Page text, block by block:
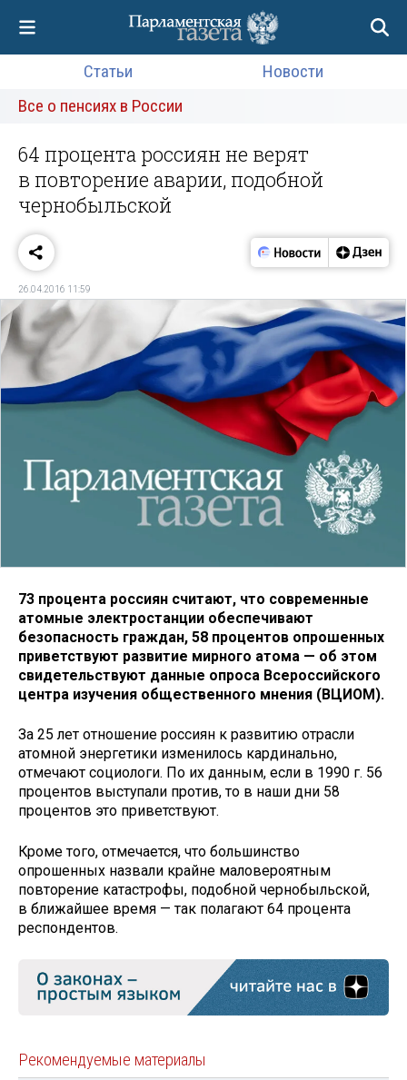
Статьи
Новости
Все о пенсиях в России
64 процента россиян не верят
в повторение аварии, подобной
чернобыльской
26.04.2016 11:59
73 процента россиян считают, что современные
атомные электростанции обеспечивают
безопасность граждан, 58 процентов опрошенных
приветствуют развитие мирного атома — об этом
свидетельствуют данные опроса Всероссийского
центра изучения общественного мнения (ВЦИОМ).
За 25 лет отношение россиян к развитию отрасли
атомной энергетики изменилось кардинально,
отмечают социологи. По их данным, если в 1990 г. 56
процентов выступали против, то в наши дни 58
процентов это приветствуют.
Кроме того, отмечается, что большинство
опрошенных назвали крайне маловероятным
повторение катастрофы, подобной чернобыльской,
в ближайшее время — так полагают 64 процента
респондентов.
Рекомендуемые материалы